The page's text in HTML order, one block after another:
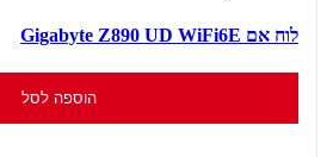
לוח אם Gigabyte Z890 UD WiFi6E
הוספה לסל